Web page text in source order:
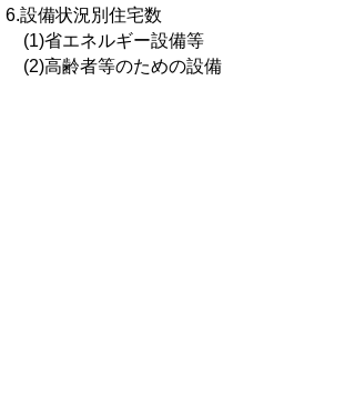
6.設備状況別住宅数
(1)省エネルギー設備等
(2)高齢者等のための設備